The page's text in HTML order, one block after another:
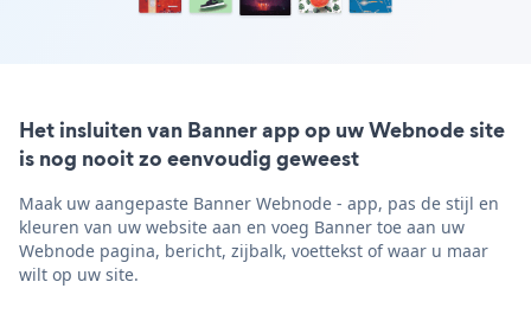
Het insluiten van Banner app op uw Webnode site
is nog nooit zo eenvoudig geweest
Maak uw aangepaste Banner Webnode - app, pas de stijl en
kleuren van uw website aan en voeg Banner toe aan uw
Webnode pagina, bericht, zijbalk, voettekst of waar u maar
wilt op uw site.